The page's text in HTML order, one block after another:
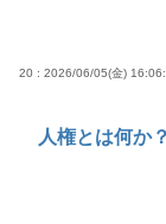
20 : 2026/06/05(金)
人権とは何か